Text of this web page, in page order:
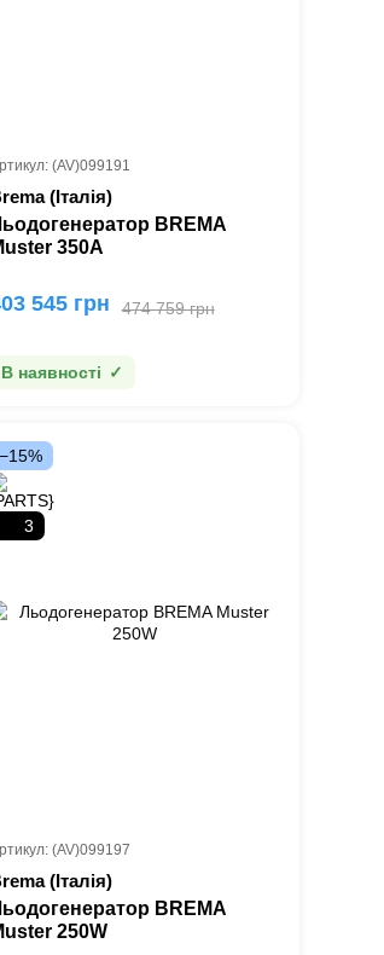
(AV)099191
(Італія)
BREMA
350A
474 759 грн
545 грн
В наявності
−15%
3
(AV)099197
(Італія)
BREMA
250W